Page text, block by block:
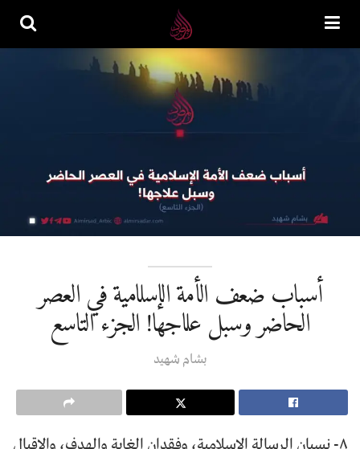
أسباب ضعف الأمة الإسلامية في العصر
الحاضر وسبل علاجها! الجزء التاسع
بشام شهيد